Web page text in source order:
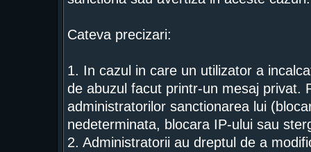
Cateva precizari:
1. In cazul in care un utilizator a
de abuzul facut printr-un mesaj privat.
administratorilor sanctionarea lui
nedeterminata, blocara IP-ului sau
2. Administratorii au dreptul de a